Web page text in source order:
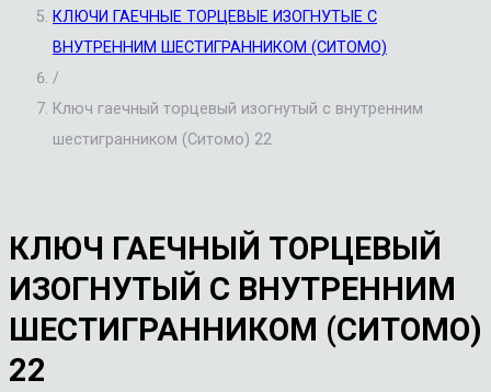
КЛЮЧИ ГАЕЧНЫЕ ТОРЦЕВЫЕ ИЗОГНУТЫЕ С
ВНУТРЕННИМ ШЕСТИГРАННИКОМ (СИТОМО)
/
Ключ гаечный торцевый изогнутый с внутренним
шестигранником (Ситомо) 22
КЛЮЧ ГАЕЧНЫЙ ТОРЦЕВЫЙ
ИЗОГНУТЫЙ С ВНУТРЕННИМ
ШЕСТИГРАННИКОМ (СИТОМО)
22